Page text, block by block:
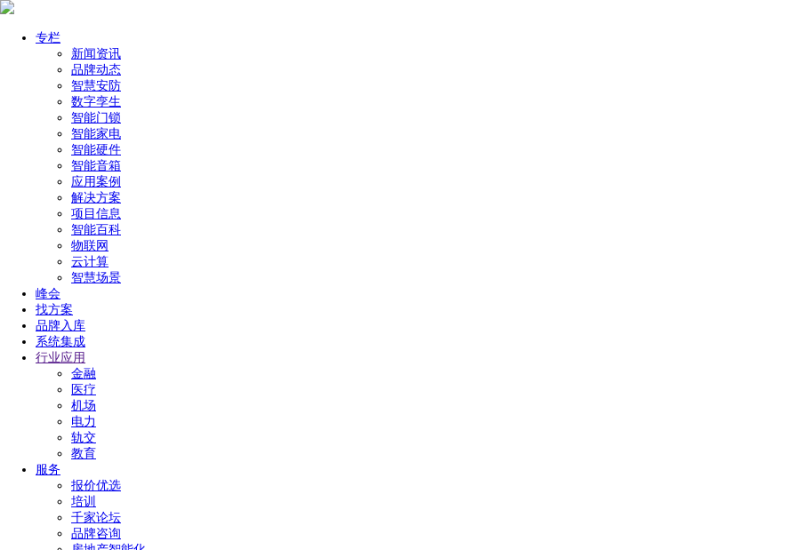
专栏
新闻资讯
品牌动态
智慧安防
数字孪生
智能门锁
智能家电
智能硬件
智能音箱
应用案例
解决方案
项目信息
智能百科
物联网
云计算
智慧场景
峰会
找方案
品牌入库
系统集成
行业应用
金融
医疗
机场
电力
轨交
教育
服务
报价优选
培训
千家论坛
品牌咨询